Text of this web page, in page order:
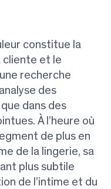
constitue la
cliente et le
recherche
des
dans des
À l’heure où
de plus en
de la lingerie, sa
plus subtile
de l’intime et du